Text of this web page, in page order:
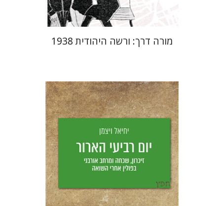
מורה דרך: ורשה היהודית 1938
יחיאל ויצמן
יפעת וייס